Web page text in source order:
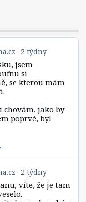
2 týdny
jsem
si
se kterou mám
chovám, jako by
poprvé, byl
2 týdny
víte, že je tam